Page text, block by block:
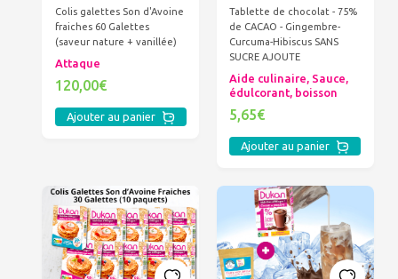
Colis galettes Son d'Avoine
fraiches 60 Galettes
(saveur nature + vanillée)
Attaque
120,00€
Ajouter au panier
Tablette de chocolat - 75%
de CACAO - Gingembre-
Curcuma-Hibiscus SANS
SUCRE AJOUTE
Aide culinaire, Sauce,
édulcorant, boisson
5,65€
Ajouter au panier